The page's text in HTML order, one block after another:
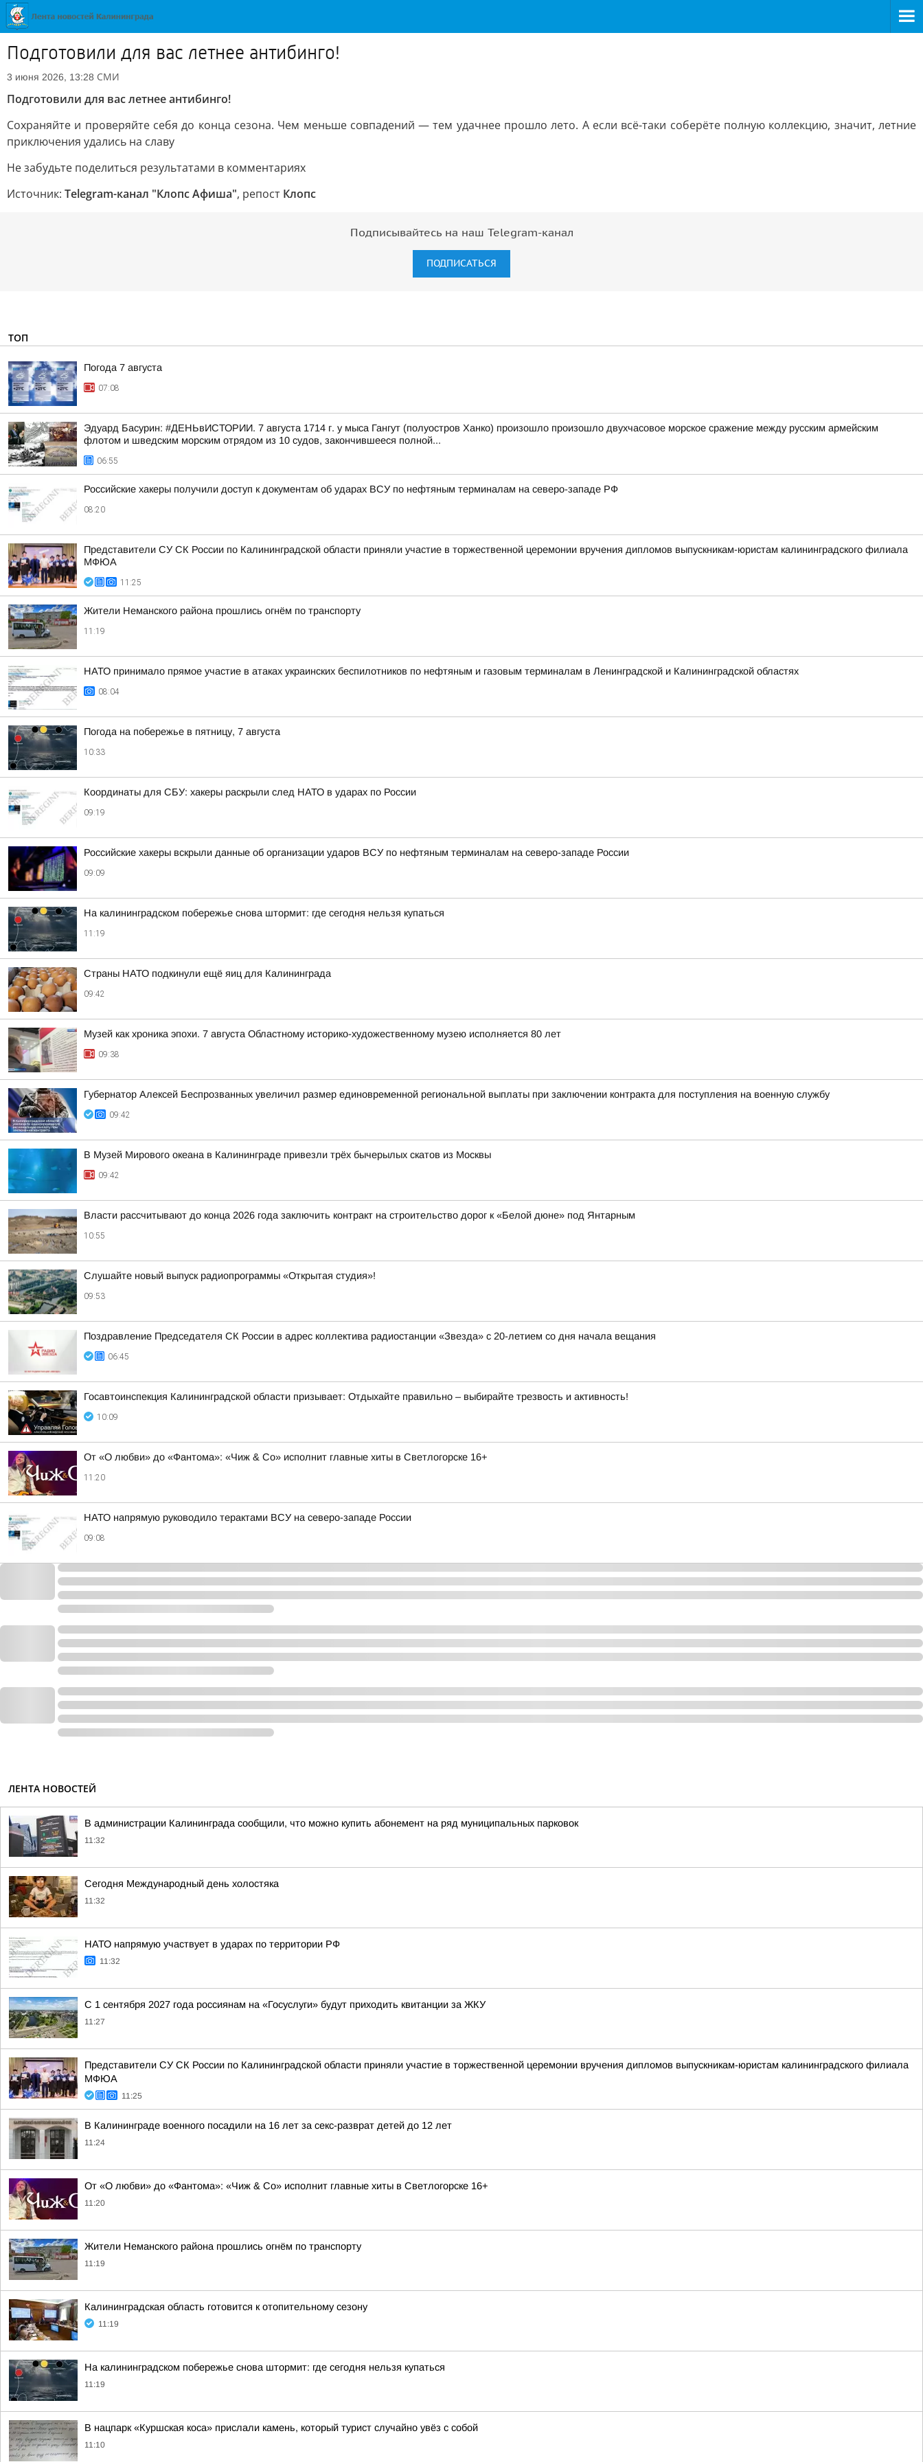
Подготовили для вас летнее антибинго!
3 июня 2026, 13:28 СМИ
Подготовили для вас летнее антибинго!
Сохраняйте и проверяйте себя до конца сезона. Чем меньше совпадений — тем удачнее прошло лето. А если всё-таки соберёте полную коллекцию, значит, летние
приключения удались на славу
Не забудьте поделиться результатами в комментариях
Источник: Telegram-канал "Клопс Афиша", репост Клопс
Подписывайтесь на наш Telegram-канал
ПОДПИСАТЬСЯ
ТОП
Погода 7 августа
07:08
Эдуард Басурин: #ДЕНЬвИСТОРИИ. 7 августа 1714 г. у мыса Гангут (полуостров Ханко) произошло произошло двухчасовое морское сражение между русским армейским
флотом и шведским морским отрядом из 10 судов, закончившееся полной...
06:55
Российские хакеры получили доступ к документам об ударах ВСУ по нефтяным терминалам на северо-западе РФ
08:20
Представители СУ СК России по Калининградской области приняли участие в торжественной церемонии вручения дипломов выпускникам-юристам калининградского филиала
МФЮА
11:25
Жители Неманского района прошлись огнём по транспорту
11:19
НАТО принимало прямое участие в атаках украинских беспилотников по нефтяным и газовым терминалам в Ленинградской и Калининградской областях
08:04
Погода на побережье в пятницу, 7 августа
10:33
Координаты для СБУ: хакеры раскрыли след НАТО в ударах по России
09:19
Российские хакеры вскрыли данные об организации ударов ВСУ по нефтяным терминалам на северо-западе России
09:09
На калининградском побережье снова штормит: где сегодня нельзя купаться
11:19
Страны НАТО подкинули ещё яиц для Калининграда
09:42
Музей как хроника эпохи. 7 августа Областному историко-художественному музею исполняется 80 лет
09:38
Губернатор Алексей Беспрозванных увеличил размер единовременной региональной выплаты при заключении контракта для поступления на военную службу
09:42
В Музей Мирового океана в Калининграде привезли трёх бычерылых скатов из Москвы
09:42
Власти рассчитывают до конца 2026 года заключить контракт на строительство дорог к «Белой дюне» под Янтарным
10:55
Слушайте новый выпуск радиопрограммы «Открытая студия»!
09:53
Поздравление Председателя СК России в адрес коллектива радиостанции «Звезда» с 20-летием со дня начала вещания
06:45
Госавтоинспекция Калининградской области призывает: Отдыхайте правильно – выбирайте трезвость и активность!
10:09
От «О любви» до «Фантома»: «Чиж & Co» исполнит главные хиты в Светлогорске 16+
11:20
НАТО напрямую руководило терактами ВСУ на северо-западе России
09:08
ЛЕНТА НОВОСТЕЙ
В администрации Калининграда сообщили, что можно купить абонемент на ряд муниципальных парковок
11:32
Сегодня Международный день холостяка
11:32
НАТО напрямую участвует в ударах по территории РФ
11:32
С 1 сентября 2027 года россиянам на «Госуслуги» будут приходить квитанции за ЖКУ
11:27
Представители СУ СК России по Калининградской области приняли участие в торжественной церемонии вручения дипломов выпускникам-юристам калининградского филиала
МФЮА
11:25
В Калининграде военного посадили на 16 лет за секс-разврат детей до 12 лет
11:24
От «О любви» до «Фантома»: «Чиж & Co» исполнит главные хиты в Светлогорске 16+
11:20
Жители Неманского района прошлись огнём по транспорту
11:19
Калининградская область готовится к отопительному сезону
11:19
На калининградском побережье снова штормит: где сегодня нельзя купаться
11:19
В нацпарк «Куршская коса» прислали камень, который турист случайно увёз с собой
11:10